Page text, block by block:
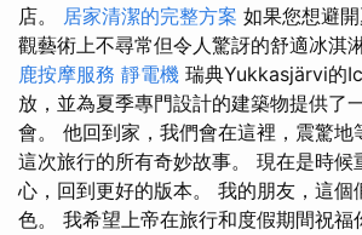
店。 居家清潔的完整方案 如果您想避
觀藝術上不尋常但令人驚訝的舒適冰淇
鹿按摩服務 靜電機 瑞典Yukkasjärvi的
放，並為夏季專門設計的建築物提供了
會。 他回到家，我們會在這裡，震驚地
這次旅行的所有奇妙故事。 現在是時候
心，回到更好的版本。 我的朋友，這個
色。 我希望上帝在旅行和度假期間祝福